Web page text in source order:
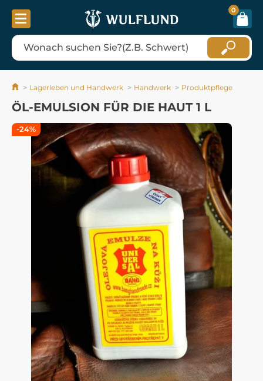
0
Lagerleben und Handwerk Handwerk Produktpflege
ÖL-EMULSION FÜR DIE HAUT 1 L
-24%